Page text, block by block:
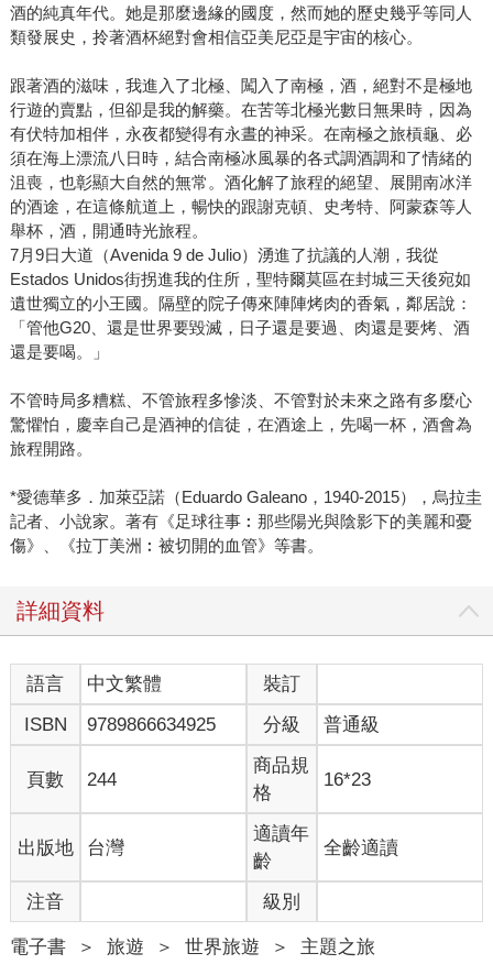
酒的純真年代。她是那麼邊緣的國度，然而她的歷史幾乎等同人
類發展史，拎著酒杯絕對會相信亞美尼亞是宇宙的核心。
跟著酒的滋味，我進入了北極、闖入了南極，酒，絕對不是極地
行遊的賣點，但卻是我的解藥。在苦等北極光數日無果時，因為
有伏特加相伴，永夜都變得有永晝的神采。在南極之旅槓龜、必
須在海上漂流八日時，結合南極冰風暴的各式調酒調和了情緒的
沮喪，也彰顯大自然的無常。酒化解了旅程的絕望、展開南冰洋
的酒途，在這條航道上，暢快的跟謝克頓、史考特、阿蒙森等人
舉杯，酒，開通時光旅程。
7月9日大道（Avenida 9 de Julio）湧進了抗議的人潮，我從
Estados Unidos街拐進我的住所，聖特爾莫區在封城三天後宛如
遺世獨立的小王國。隔壁的院子傳來陣陣烤肉的香氣，鄰居說：
「管他G20、還是世界要毀滅，日子還是要過、肉還是要烤、酒
還是要喝。」
不管時局多糟糕、不管旅程多慘淡、不管對於未來之路有多麼心
驚懼怕，慶幸自己是酒神的信徒，在酒途上，先喝一杯，酒會為
旅程開路。
*愛德華多．加萊亞諾（Eduardo Galeano，1940-2015），烏拉圭
記者、小說家。著有《足球往事︰那些陽光與陰影下的美麗和憂
傷》、《拉丁美洲︰被切開的血管》等書。
詳細資料
語言 中文繁體
裝訂
ISBN
9789866634925 分級 普通級
頁數 244
商品規
格
16*23
出版地 台灣
適讀年
齡
全齡適讀
注音 級別
電子書 ＞ 旅遊 ＞ 世界旅遊 ＞ 主題之旅